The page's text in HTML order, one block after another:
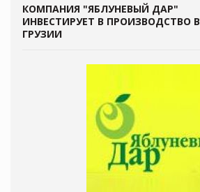
КОМПАНИЯ "ЯБЛУНЕВЫЙ ДАР"
ИНВЕСТИРУЕТ В ПРОИЗВОДСТВО В
ГРУЗИИ